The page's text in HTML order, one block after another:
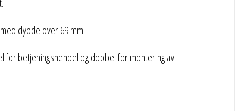
dybde over 69 mm.
for betjeningshendel og dobbel for montering av